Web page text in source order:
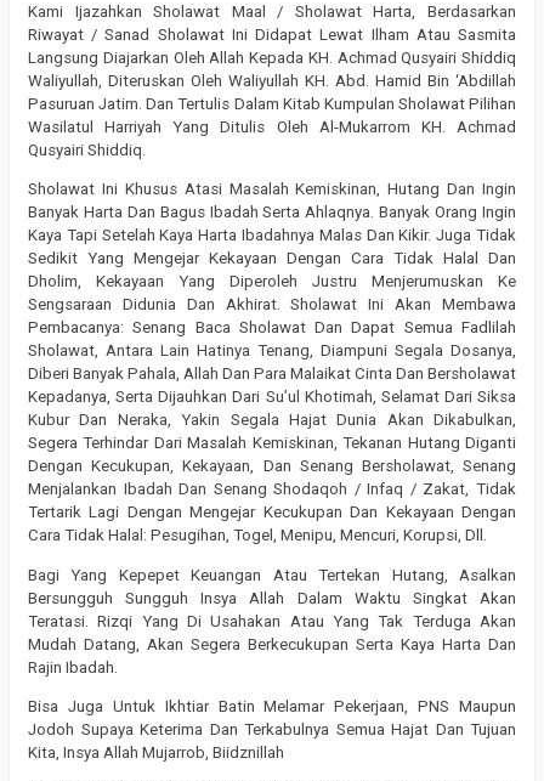
Kami Ijazahkan Sholawat Maal / Sholawat Harta, Berdasarkan
Riwayat / Sanad Sholawat Ini Didapat Lewat Ilham Atau Sasmita
Langsung Diajarkan Oleh Allah Kepada KH. Achmad Qusyairi Shiddiq
Waliyullah, Diteruskan Oleh Waliyullah KH. Abd. Hamid Bin ‘Abdillah
Pasuruan Jatim. Dan Tertulis Dalam Kitab Kumpulan Sholawat Pilihan
Wasilatul Harriyah Yang Ditulis Oleh Al-Mukarrom KH. Achmad
Qusyairi Shiddiq.
Sholawat Ini Khusus Atasi Masalah Kemiskinan, Hutang Dan Ingin
Banyak Harta Dan Bagus Ibadah Serta Ahlaqnya. Banyak Orang Ingin
Kaya Tapi Setelah Kaya Harta Ibadahnya Malas Dan Kikir. Juga Tidak
Sedikit Yang Mengejar Kekayaan Dengan Cara Tidak Halal Dan
Dholim, Kekayaan Yang Diperoleh Justru Menjerumuskan Ke
Sengsaraan Didunia Dan Akhirat. Sholawat Ini Akan Membawa
Pembacanya: Senang Baca Sholawat Dan Dapat Semua Fadlilah
Sholawat, Antara Lain Hatinya Tenang, Diampuni Segala Dosanya,
Diberi Banyak Pahala, Allah Dan Para Malaikat Cinta Dan Bersholawat
Kepadanya, Serta Dijauhkan Dari Su’ul Khotimah, Selamat Dari Siksa
Kubur Dan Neraka, Yakin Segala Hajat Dunia Akan Dikabulkan,
Segera Terhindar Dari Masalah Kemiskinan, Tekanan Hutang Diganti
Dengan Kecukupan, Kekayaan, Dan Senang Bersholawat, Senang
Menjalankan Ibadah Dan Senang Shodaqoh / Infaq / Zakat, Tidak
Tertarik Lagi Dengan Mengejar Kecukupan Dan Kekayaan Dengan
Cara Tidak Halal: Pesugihan, Togel, Menipu, Mencuri, Korupsi, Dll.
Bagi Yang Kepepet Keuangan Atau Tertekan Hutang, Asalkan
Bersungguh Sungguh Insya Allah Dalam Waktu Singkat Akan
Teratasi. Rizqi Yang Di Usahakan Atau Yang Tak Terduga Akan
Mudah Datang, Akan Segera Berkecukupan Serta Kaya Harta Dan
Rajin Ibadah.
Bisa Juga Untuk Ikhtiar Batin Melamar Pekerjaan, PNS Maupun
Jodoh Supaya Keterima Dan Terkabulnya Semua Hajat Dan Tujuan
Kita, Insya Allah Mujarrob, Biidznillah